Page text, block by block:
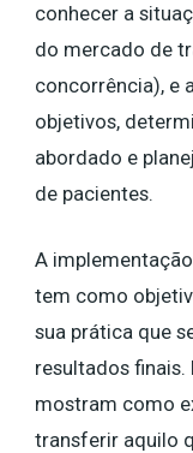
conhecer a
do mercado de
concorrência), e
objetivos,
abordado e
de pacientes.
A
tem como
sua prática que
resultados finais.
mostram como
transferir aquilo